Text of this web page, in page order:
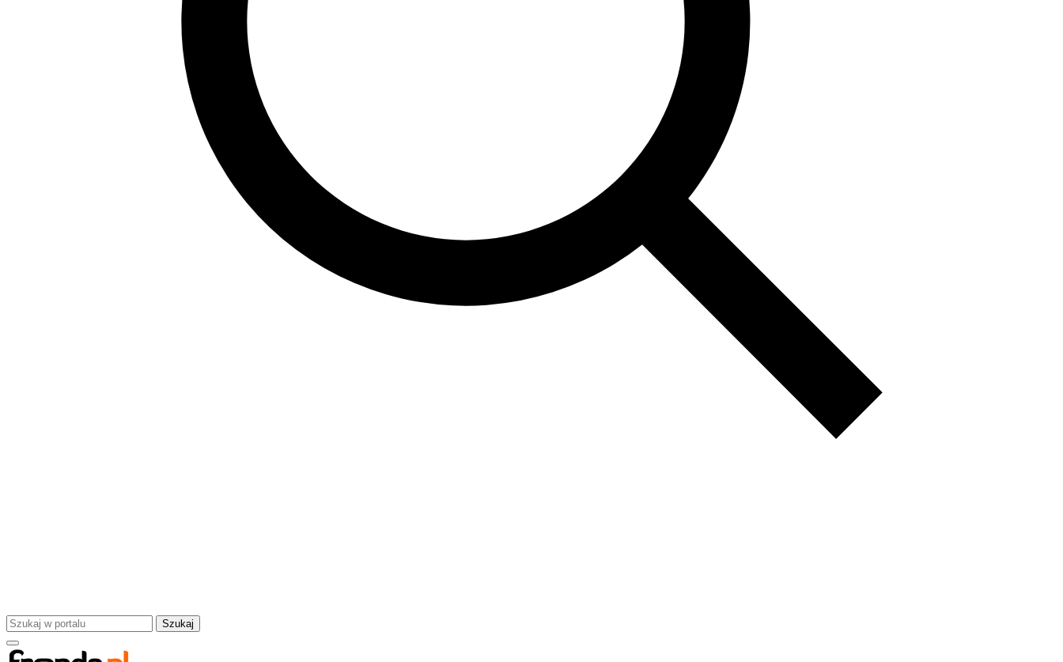
Szukaj